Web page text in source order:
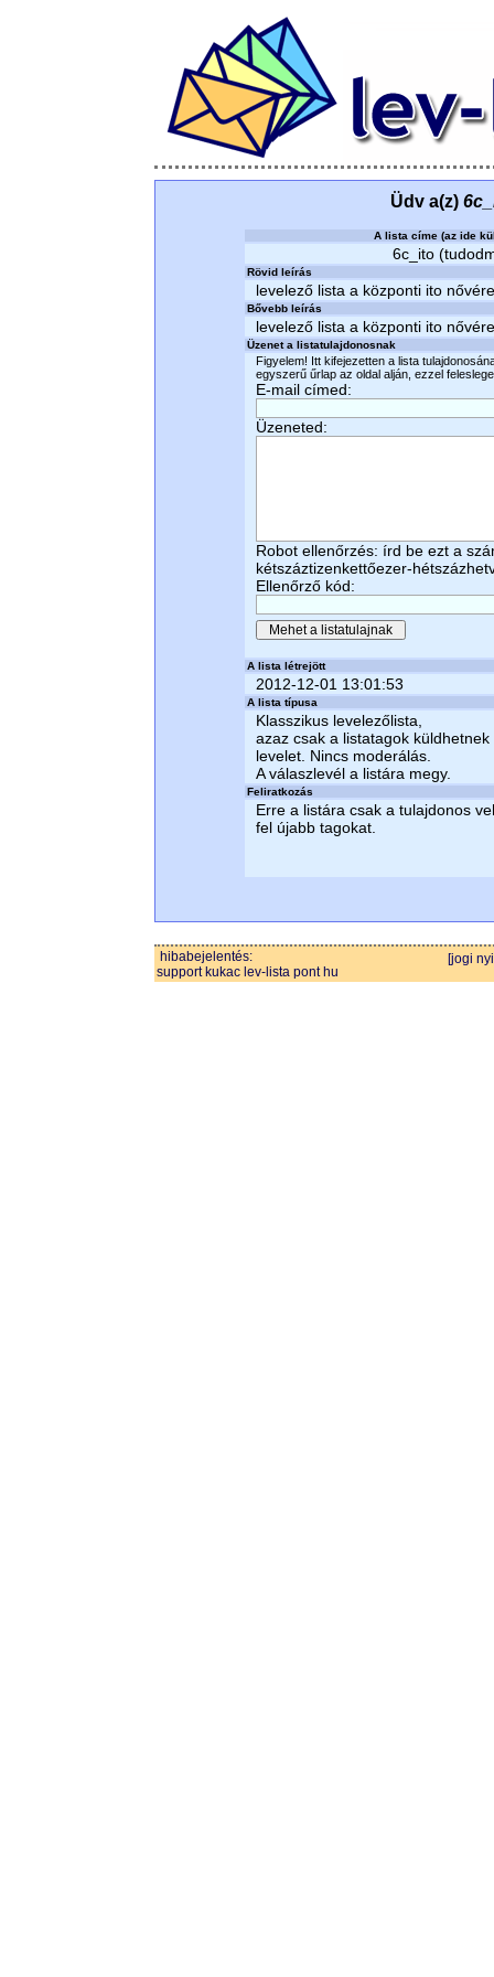
Üdv a(z)
A lista címe (az ide
6c_ito
Rövid leírás
levelező lista a központi ito
Bővebb leírás
levelező lista a központi ito
Üzenet a listatulajdonosnak
Figyelem! Itt kifejezetten a lista
egyszerű űrlap az oldal alján, ezzel
E-mail címed:
Üzeneted:
Robot ellenőrzés: írd be ezt a
kétszáztizenkettőezer-
Ellenőrző kód:
A lista létrejött
2012-12-01 13:01:53
A lista típusa
Klasszikus levelezőlista,
azaz csak a listatagok küldhetnek
levelet. Nincs moderálás.
A válaszlevél a listára megy.
Feliratkozás
Erre a listára csak a tulajdonos
fel újabb tagokat.
hibabejelentés:
support kukac lev-lista pont hu
[jogi